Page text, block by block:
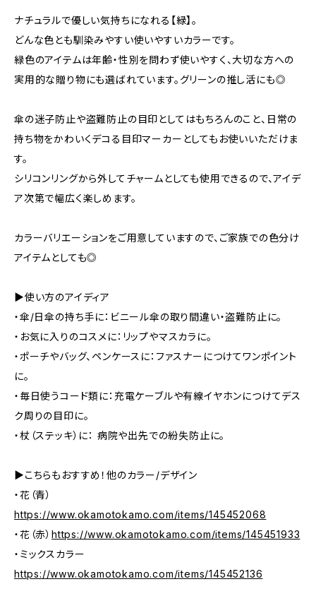
ナチュラルで優しい気持ちになれる【緑】。
どんな色とも馴染みやすい使いやすいカラーです。
緑色のアイテムは年齢・性別を問わず使いやすく、大切な方への
実用的な贈り物にも選ばれています。グリーンの推し活にも◎
傘の迷子防止や盗難防止の目印としてはもちろんのこと、日常の
持ち物をかわいくデコる目印マーカーとしてもお使いいただけま
す。
シリコンリングから外してチャームとしても使用できるので、アイデ
ア次第で幅広く楽しめます。
カラーバリエーションをご用意していますので、ご家族での色分け
アイテムとしても◎
▶使い方のアイディア
・傘/日傘の持ち手に：ビニール傘の取り間違い・盗難防止に。
・お気に入りのコスメに：リップやマスカラに。
・ポーチやバッグ、ペンケースに：ファスナーにつけてワンポイント
に。
・毎日使うコード類に：充電ケーブルや有線イヤホンにつけてデス
ク周りの目印に。
・杖（ステッキ）に： 病院や出先での紛失防止に。
▶こちらもおすすめ！他のカラー/デザイン
・花（青）
https://www.okamotokamo.com/items/145452068
・花（赤） https://www.okamotokamo.com/items/145451933
・ミックスカラー
https://www.okamotokamo.com/items/145452136